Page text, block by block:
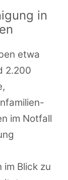
in
etwa
2.200
im Notfall
Blick zu